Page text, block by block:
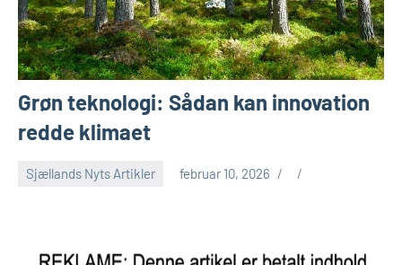
Grøn teknologi: Sådan kan innovation
redde klimaet
Sjællands Nyts Artikler februar 10, 2026